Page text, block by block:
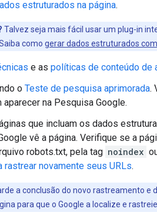
estruturados na página.
Talvez seja mais fácil usar um plug-in
como gerar dados estruturados
e as políticas de conteúdo de
o Teste de pesquisa aprimorada.
na Pesquisa Google.
que incluam os dados
vê a página. Verifique se a
robots.txt, pela tag noindex
rastrear novamente seus URLs.
a conclusão do novo rastreamento e
para que o Google a localize e rastreie.